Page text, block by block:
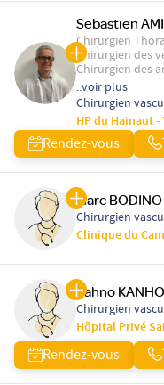
Sebastien
Chirurgien
Chirurgien des
Chirurgien des
..voir plus
Chirurgien
HP du Hainaut
Rendez-vous
Marc BODINO
Chirurgien
Clinique du
Kahno KANHO
Chirurgien
Hôpital Privé
Rendez-vous